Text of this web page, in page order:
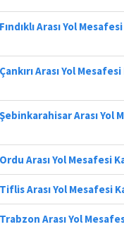
Arası Yol
Arası Yol Mesafesi
Arası Yol
Arası Yol Mesafesi
Arası Yol Mesafesi
Arası Yol